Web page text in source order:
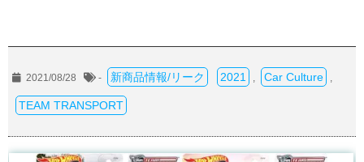
2021/08/28 - 新商品情報/リーク 2021 Car Culture
TEAM TRANSPORT